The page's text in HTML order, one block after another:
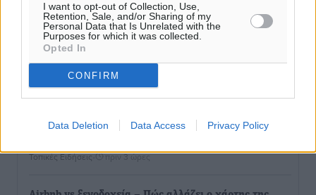
I want to opt-out of Collection, Use,
Retention, Sale, and/or Sharing of my
Personal Data that Is Unrelated with the
Purposes for which it was collected.
Opted In
CONFIRM
Data Deletion Data Access Privacy Policy
Τουρισμός: Με θετικό πρόσημο έως τώρα η χρονιά,
παρά τα σκαμπανεβάσματα
Ειδήσεις• πριν 3 ώρες
η πιο ψηφιακή Περιφέρεια της χώρας» Δημοπρατείται
Τοπικές Ειδήσεις• πριν 3 ώρες